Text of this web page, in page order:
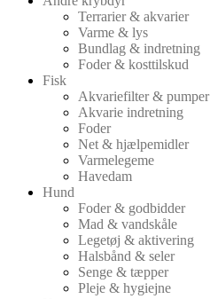
Terrarier & akvarier
Varme & lys
Bundlag & indretning
Foder & kosttilskud
Fisk
Akvariefilter & pumper
Akvarie indretning
Foder
Net & hjælpemidler
Varmelegeme
Havedam
Hund
Foder & godbidder
Mad & vandskåle
Legetøj & aktivering
Halsbånd & seler
Senge & tæpper
Pleje & hygiejne